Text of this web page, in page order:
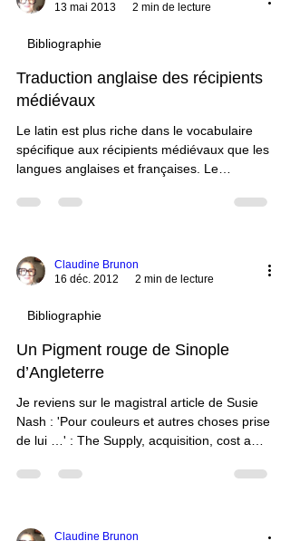
13 mai 2013
2 min de lecture
Bibliographie
Traduction anglaise des récipients
médiévaux
Le latin est plus riche dans le vocabulaire
spécifique aux récipients médiévaux que les
langues anglaises et françaises. Le
beaucoup plus étoffé que l’anglais car la
spécifiques lorsqu’il s’agit de traduire les
contenants. Et les traductions anglaises
Claudine Brunon
16 déc. 2012
2 min de lecture
Bibliographie
Un Pigment rouge de Sinople
d’Angleterre
Je reviens sur le magistral article de Susie
Nash : 'Pour couleurs et autres choses prise
de lui …' : The Supply, acquisition, cost and
burgundian court, c.1375-1419, publié dans
Kirby, Susie Nash et Joanna…
Claudine Brunon